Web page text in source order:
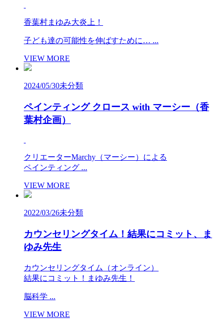
香葉村まゆみ大炎上！
子ども達の可能性を伸ばすために… ...
VIEW MORE
2024/05/30未分類
ペインティング クロース with マーシー（香
葉村企画）
クリエーターMarchy（マーシー）による
ペインティング ...
VIEW MORE
2022/03/26未分類
カウンセリングタイム！結果にコミット、ま
ゆみ先生
カウンセリングタイム（オンライン）
結果にコミット！まゆみ先生！
脳科学 ...
VIEW MORE